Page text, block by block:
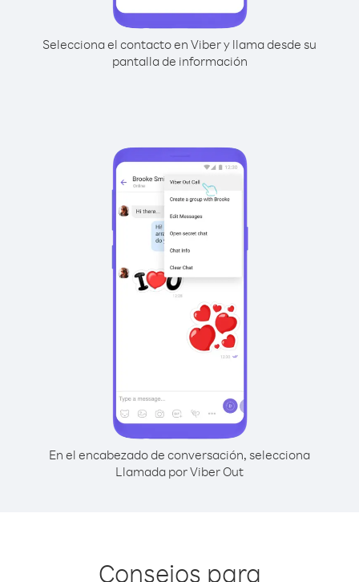
Selecciona el contacto en Viber y llama desde su
pantalla de información
En el encabezado de conversación, selecciona
Llamada por Viber Out
Consejos para